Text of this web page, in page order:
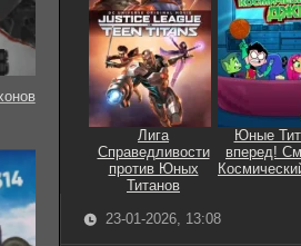
Лига
Справедливости
против Юных
Титанов
Юные
вперед!
23-01-2026, 13:08